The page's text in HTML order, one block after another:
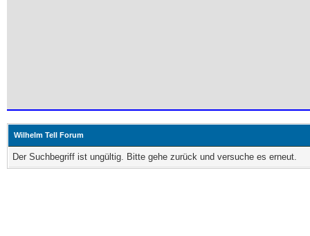
Wilhelm Tell Forum
Der Suchbegriff ist ungültig. Bitte gehe zurück und versuche es erneut.